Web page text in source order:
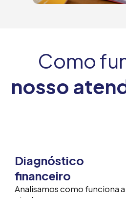
Como
nosso
Diagnóstico
financeiro
Analisamos como funciona